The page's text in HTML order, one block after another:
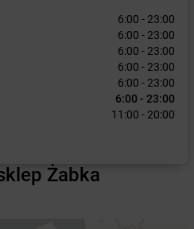
6:00 - 23:00
6:00 - 23:00
6:00 - 23:00
6:00 - 23:00
6:00 - 23:00
6:00 - 23:00
11:00 - 20:00
Żabka